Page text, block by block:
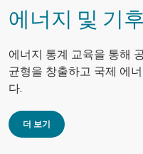
에너지 및 기
에너지 통계 교육을 통해
균형을 창출하고 국제 에
다.
더 보기